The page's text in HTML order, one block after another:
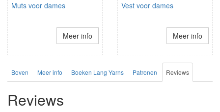
Muts voor dames
Meer info
Vest voor dames
Meer info
Boven Meer info Boeken Lang Yarns Patronen Reviews
Reviews